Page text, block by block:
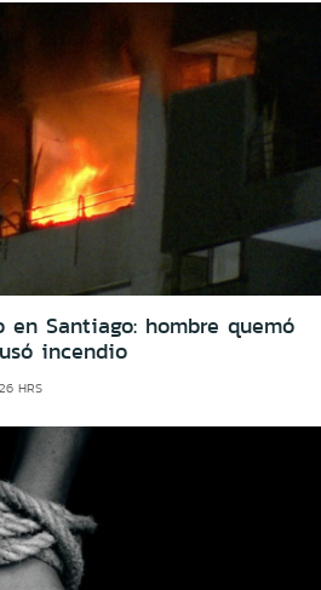
Santiago: hombre quemó
incendio
HRS